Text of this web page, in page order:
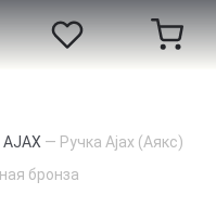
AJAX — Ручка Ajax (Аякс)
бронза